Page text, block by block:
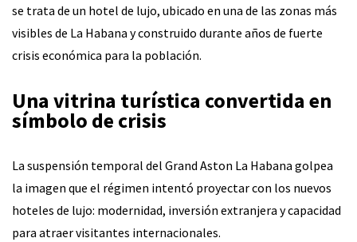
se trata de un hotel de lujo, ubicado en una de las zonas más
visibles de La Habana y construido durante años de fuerte
crisis económica para la población.
Una vitrina turística convertida en
símbolo de crisis
La suspensión temporal del Grand Aston La Habana golpea
la imagen que el régimen intentó proyectar con los nuevos
hoteles de lujo: modernidad, inversión extranjera y capacidad
para atraer visitantes internacionales.